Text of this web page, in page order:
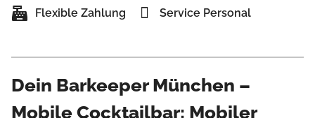
Flexible Zahlung
Service Personal
Dein Barkeeper München –
Mobile Cocktailbar: Mobiler